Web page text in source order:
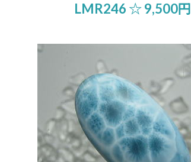
LMR246 ☆ 9,500円